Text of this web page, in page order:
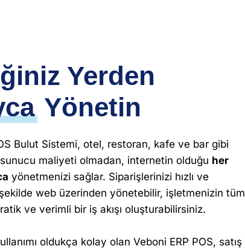
Yerden
Yönetin
Bulut Sistemi, otel, restoran, kafe ve bar gibi
maliyeti olmadan, internetin olduğu her
yönetmenizi sağlar. Siparişlerinizi hızlı ve
web üzerinden yönetebilir, işletmenizin tüm
ve verimli bir iş akışı oluşturabilirsiniz.
oldukça kolay olan Veboni ERP POS, satış